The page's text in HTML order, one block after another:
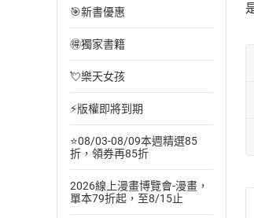
🎯新書優惠
🉐獨家書籍
💘樂天女孩
⚡版權即將到期
⭐08/03-08/09本週精選85
折，領券再85折
2026線上漫畫博覽會-漫畫，
單本79折起，至8/15止